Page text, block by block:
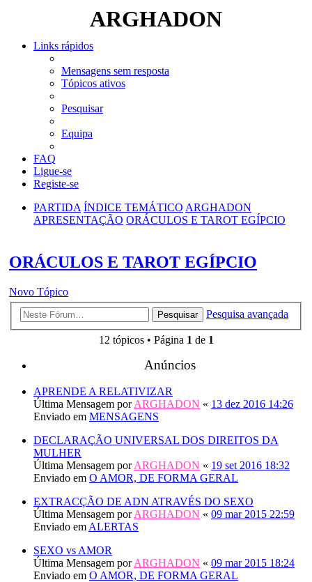
ARGHADON
Links rápidos
Mensagens sem resposta
Tópicos ativos
Pesquisar
Equipa
FAQ
Ligue-se
Registe-se
PARTIDA ÍNDICE TEMÁTICO ARGHADON
APRESENTAÇÃO ORÁCULOS E TAROT EGÍPCIO
ORÁCULOS E TAROT EGÍPCIO
Novo Tópico
Pesquisar Pesquisa avançada
12 tópicos • Página 1 de 1
Anúncios
APRENDE A RELATIVIZAR
Última Mensagem porARGHADON « 13 dez 2016 14:26
Enviado em MENSAGENS
DECLARAÇÃO UNIVERSAL DOS DIREITOS DA
MULHER
Última Mensagem porARGHADON « 19 set 2016 18:32
Enviado em O AMOR, DE FORMA GERAL
EXTRACÇÃO DE ADN ATRAVÉS DO SEXO
Última Mensagem porARGHADON « 09 mar 2015 22:59
Enviado em ALERTAS
SEXO vs AMOR
Última Mensagem porARGHADON « 09 mar 2015 18:24
Enviado em O AMOR, DE FORMA GERAL